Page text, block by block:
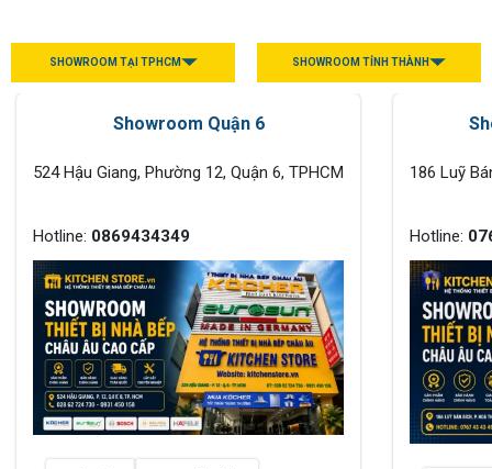
SHOWROOM TẠI TPHCM SHOWROOM TỈNH THÀNH
Showroom Quận 6
524 Hậu Giang, Phường 12, Quận 6, TPHCM
Hotline: 0869434349
186 Luỹ
Hotline: